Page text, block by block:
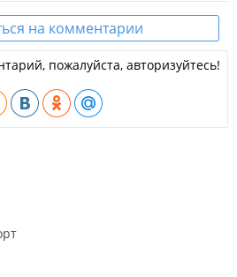
на комментарии
пожалуйста, авторизуйтесь!